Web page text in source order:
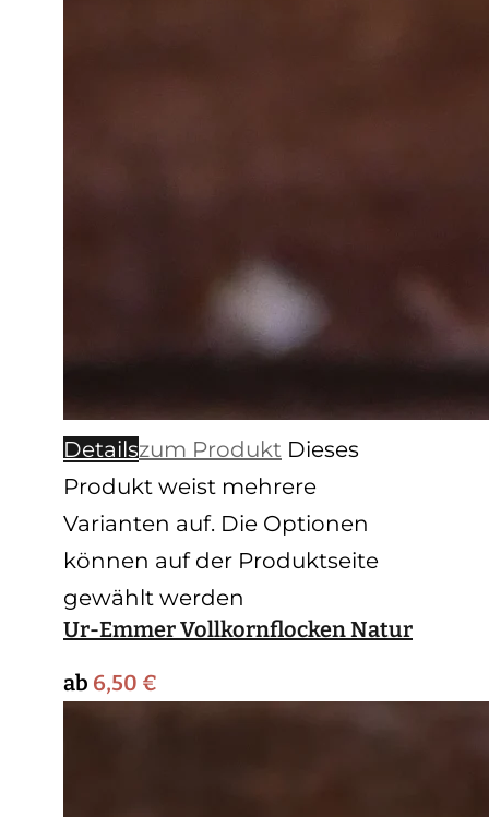
Detailszum Produkt Dieses
Produkt weist mehrere
Varianten auf. Die Optionen
können auf der Produktseite
gewählt werden
Ur-Emmer Vollkornflocken Natur
ab 6,50 €